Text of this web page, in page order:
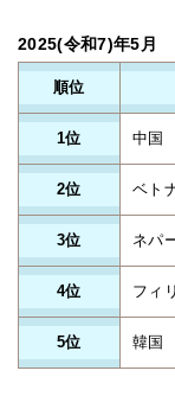
2025(令和7)年5月
順位
1位 中国
2位 ベト
3位 ネパ
4位 フィ
5位 韓国